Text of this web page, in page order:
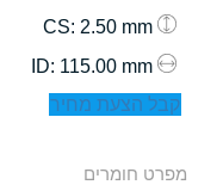
: 2.50 mm
: 115.00 mm
קבל הצעת מחיר
מפרט חומרים